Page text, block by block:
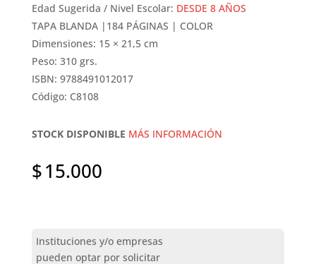
Edad Sugerida / Nivel Escolar: DESDE 8 AÑOS
TAPA BLANDA |184 PÁGINAS | COLOR
Dimensiones: 15 × 21,5 cm
Peso: 310 grs.
ISBN: 9788491012017
Código: C8108
STOCK DISPONIBLE MÁS INFORMACIÓN
$15.000